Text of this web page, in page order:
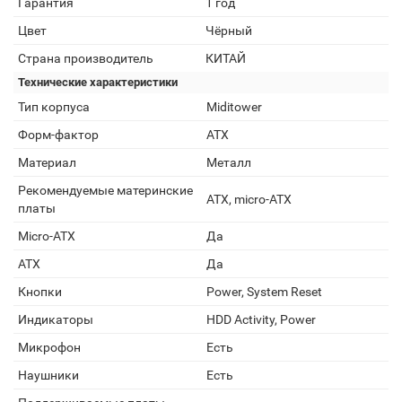
Цвет
Чёрный
Страна производитель
КИТАЙ
Технические характеристики
Тип корпуса
Miditower
Форм-фактор
ATX
Материал
Металл
Рекомендуемые материнские
платы
ATX, micro-ATX
Micro-ATX
Да
ATX
Да
Кнопки
Power, System Reset
Индикаторы
HDD Activity, Power
Микрофон
Есть
Наушники
Есть